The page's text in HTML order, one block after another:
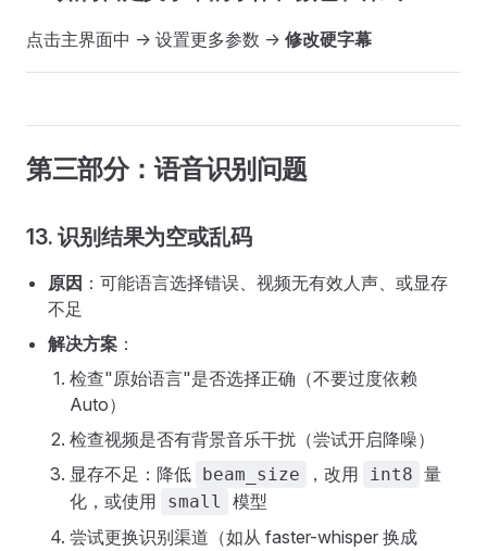
点击主界面中 -> 设置更多参数 -> 修改硬字幕
第三部分：语音识别问题
13. 识别结果为空或乱码
原因 ：可能语言选择错误、视频无有效人声、或显存
不足
解决方案 ：
检查"原始语言"是否选择正确（不要过度依赖
Auto）
检查视频是否有背景音乐干扰（尝试开启降噪）
显存不足：降低 beam_size ，改用 int8 量
化，或使用
small
模型
尝试更换识别渠道（如从 faster-whisper 换成